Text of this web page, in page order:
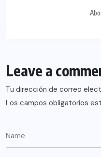
Leave a
Tu dirección de correo
Los campos obligatorios